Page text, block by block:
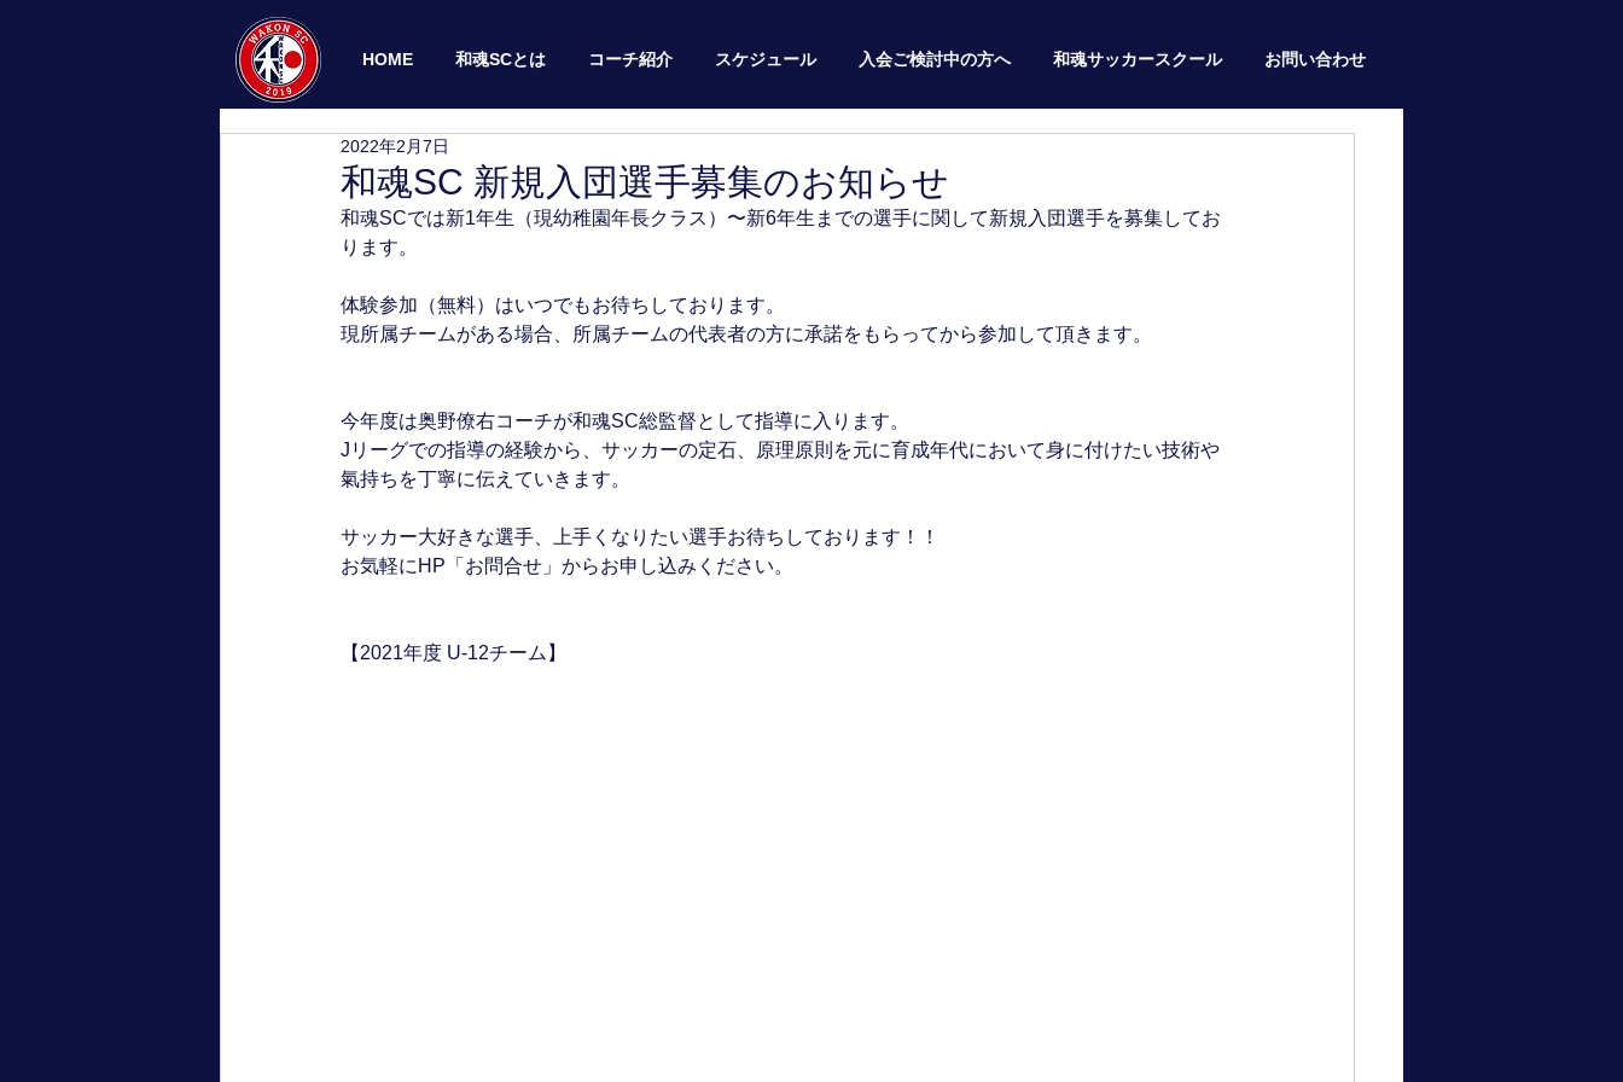
HOME 和魂SCとは コーチ紹介 スケジュール 入会ご検討中の方へ 和魂サッカースクール お問い合わせ
和魂SC 新規入団選手募集のお知らせ
2022年2月7日
和魂SCでは新1年生（現幼稚園年長クラス）〜新6年生までの選手に関して新規入団選手を募集してお
ります。
体験参加（無料）はいつでもお待ちしております。
現所属チームがある場合、所属チームの代表者の方に承諾をもらってから参加して頂きます。
今年度は奥野僚右コーチが和魂SC総監督として指導に入ります。
Jリーグでの指導の経験から、サッカーの定石、原理原則を元に育成年代において身に付けたい技術や
氣持ちを丁寧に伝えていきます。
サッカー大好きな選手、上手くなりたい選手お待ちしております！！
お気軽にHP「お問合せ」からお申し込みください。
【2021年度 U-12チーム】